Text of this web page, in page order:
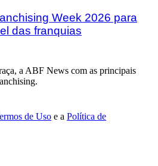
Week 2026 para
das franquias
a ABF News com as principais
de Uso e a Política de